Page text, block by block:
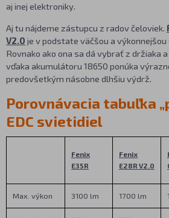
aj inej elektroniky.
Aj tu nájdeme zástupcu z radov čeloviek.
V2.0 je v podstate väčšou a
Rovnako ako ona sa dá vybrať z držiaka
vďaka akumulátoru 18650 ponúka
predovšetkým násobne dlhšiu výdrž.
Porovnávacia tabuľka
EDC svietidiel
Fenix
E35R
Fenix
E28R V2.0
Max. výkon 3100 lm 1700 lm